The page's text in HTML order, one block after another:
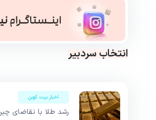
انتخاب سردبیر
اخبار بیت کوین
رشد طلا با تقاضای